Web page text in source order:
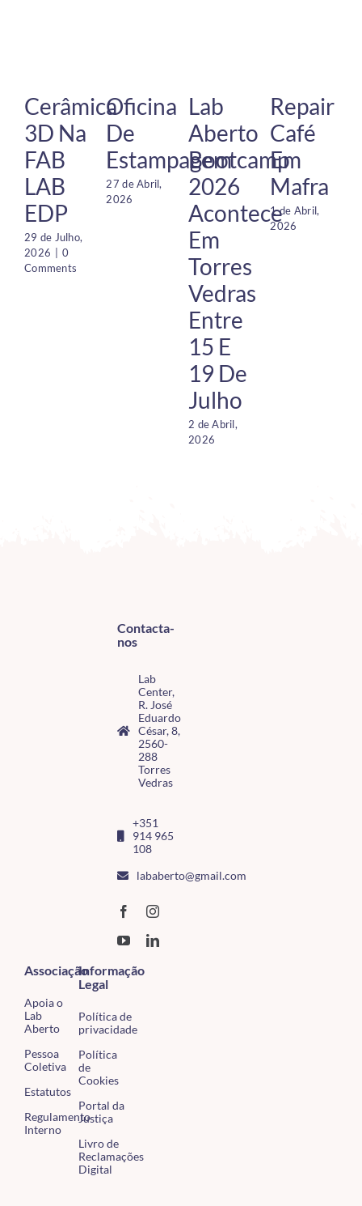
Cerâmica
3D Na
FAB
LAB
EDP
29 de Julho,
2026
0
Comments
Oficina
De
Estampagem
27 de Abril,
2026
Lab
Aberto
Bootcamp
2026
Acontece
Em
Torres
Vedras
Entre
15 E
19 De
Julho
2 de Abril,
2026
Repair
Café
Em
Mafra
1 de Abril,
2026
Contacta-
nos
Lab
Center,
R. José
Eduardo
César, 8,
2560-
288
Torres
Vedras
+351
914 965
108
lababerto@gmail.com
Associação
Apoia o
Lab
Aberto
Pessoa
Coletiva
Estatutos
Regulamento
Interno
Informação
Legal
Política de
privacidade
Política
de
Cookies
Portal da
Justiça
Livro de
Reclamações
Digital